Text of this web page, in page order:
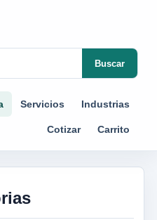
Buscar
Servicios Industrias
Cotizar Carrito